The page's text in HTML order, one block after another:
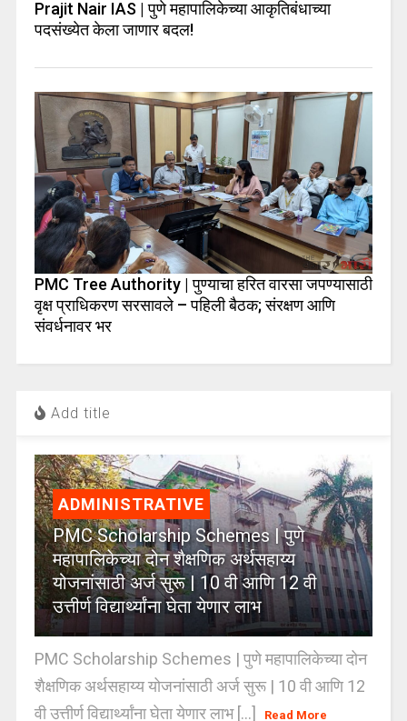
Prajit Nair IAS | पुणे महापालिकेच्या आकृतिबंधाच्या
पदसंख्येत केला जाणार बदल!
PMC Tree Authority | पुण्याचा हरित वारसा जपण्यासाठी
वृक्ष प्राधिकरण सरसावले – पहिली बैठक; संरक्षण आणि
संवर्धनावर भर
Add title
ADMINISTRATIVE
PMC Scholarship Schemes | पुणे
महापालिकेच्या दोन शैक्षणिक अर्थसहाय्य
योजनांसाठी अर्ज सुरू | 10 वी आणि 12 वी
उत्तीर्ण विद्यार्थ्यांना घेता येणार लाभ
PMC Scholarship Schemes | पुणे महापालिकेच्या दोन
शैक्षणिक अर्थसहाय्य योजनांसाठी अर्ज सुरू | 10 वी आणि 12
वी उत्तीर्ण विद्यार्थ्यांना घेता येणार लाभ [...]
Read More